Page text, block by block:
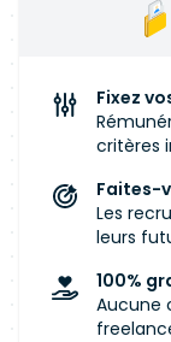
Fixez
critères
Faites-
Les
leurs
100%
Aucune